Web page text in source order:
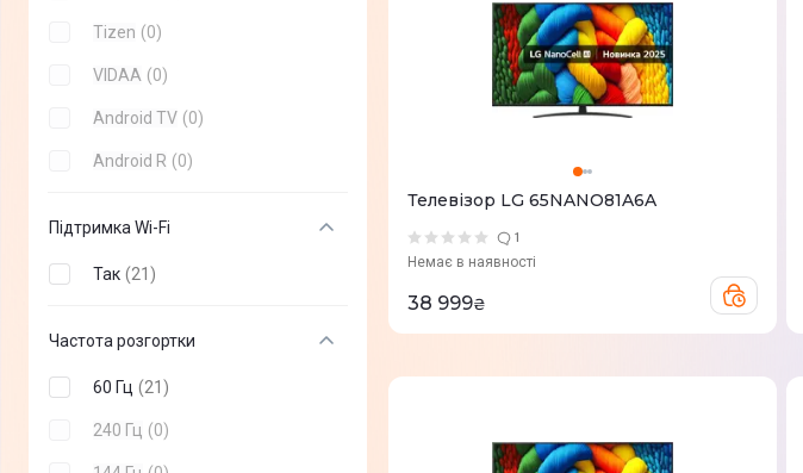
Tizen (0)
VIDAA (0)
Android TV (0)
Android R (0)
Підтримка Wi-Fi
Так (21 )
Частота розгортки
60 Гц (21 )
240 Гц (0)
Телевізор LG 65NANO81A6A
1
Немає в наявності
38 999₴